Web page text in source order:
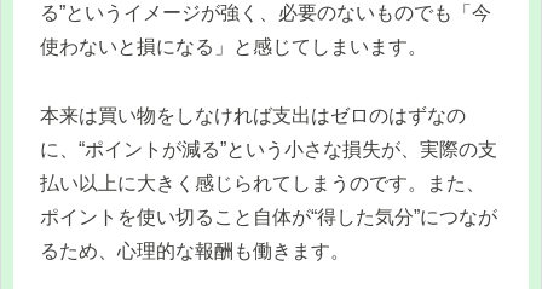
る”というイメージが強く、必要のないものでも「今
使わないと損になる」と感じてしまいます。
本来は買い物をしなければ支出はゼロのはずなの
に、“ポイントが減る”という小さな損失が、実際の支
払い以上に大きく感じられてしまうのです。また、
ポイントを使い切ること自体が“得した気分”につなが
るため、心理的な報酬も働きます。